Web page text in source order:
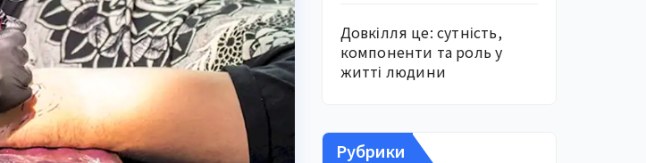
Довкілля це: сутність,
компоненти та роль у
житті людини
Рубрики